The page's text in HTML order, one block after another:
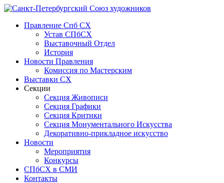
Правление Спб СХ
Устав СПбСХ
Выставочный Отдел
История
Новости Правления
Комиссия по Мастерским
Выставки СХ
Секции
Секция Живописи
Секция Графики
Секция Критики
Секция Монументального Искусства
Декоративно-прикладное искусство
Новости
Мероприятия
Конкурсы
СПбСХ в СМИ
Контакты